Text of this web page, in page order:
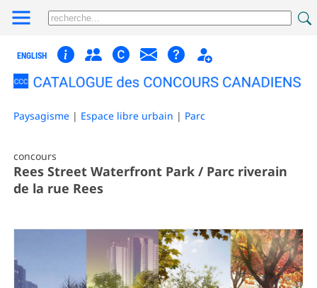
ENGLISH
Paysagisme | Espace libre urbain | Parc
concours
Rees Street Waterfront Park / Parc riverain
de la rue Rees